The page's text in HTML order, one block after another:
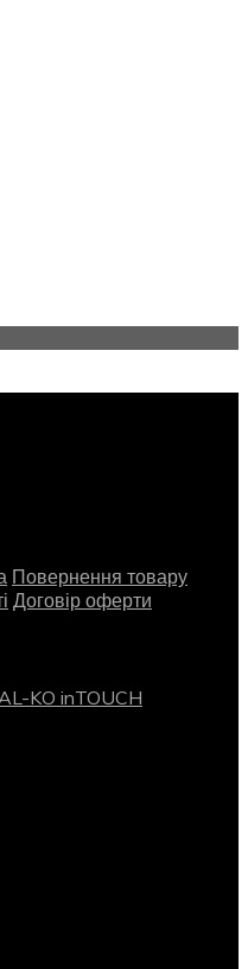
Повернення товару
Договір оферти
KO inTOUCH